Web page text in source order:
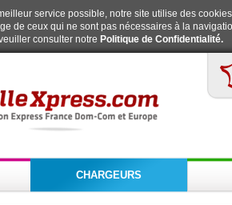
service possible, notre site utilise des
de ceux qui ne sont pas nécessaires à la
consulter notre Politique de Confidentialité.
CHARGEURS